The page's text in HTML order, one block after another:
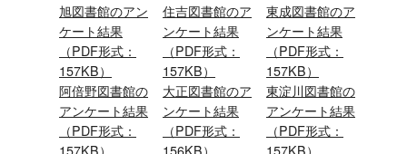
旭図書館のアン
ケート結果
（PDF形式：
157KB）
阿倍野図書館の
アンケート結果
（PDF形式：
157KB）
住吉図書館のア
ンケート結果
（PDF形式：
157KB）
大正図書館のア
ンケート結果
（PDF形式：
156KB）
東成図書館のア
ンケート結果
（PDF形式：
157KB）
東淀川図書館の
アンケート結果
（PDF形式：
157KB）